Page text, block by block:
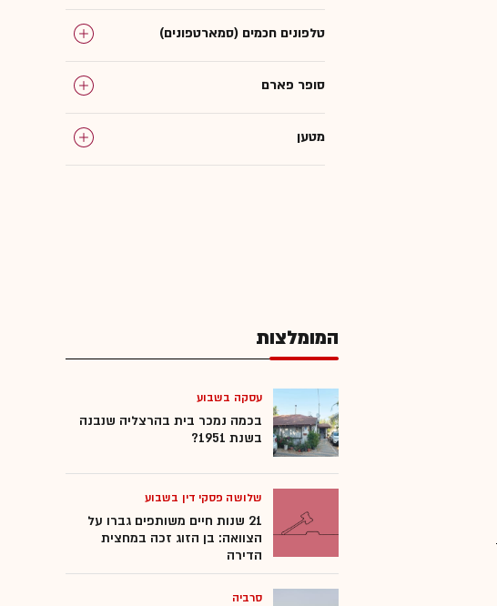
טלפונים חכמים (סמארטפונים)
סופר פארם
מטען
המומלצות
עסקה בשבוע
בכמה נמכר בית בהרצליה שנבנה
בשנת 1951?
שלושה פסקי דין בשבוע
21 שנות חיים משותפים גברו על
הצוואה: בן הזוג זכה במחצית
הדירה
סרביה